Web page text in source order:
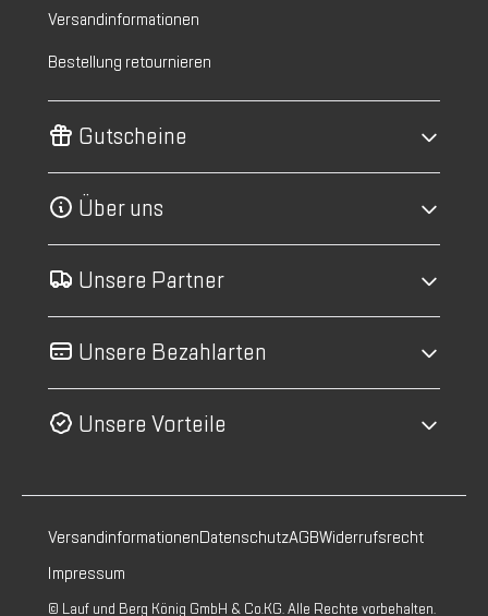
Versandinformationen
Bestellung retournieren
Gutscheine
Über uns
Unsere Partner
Unsere Bezahlarten
Unsere Vorteile
VersandinformationenDatenschutzAGBWiderrufsrecht
Impressum
© Lauf und Berg König GmbH & Co.KG. Alle Rechte vorbehalten.